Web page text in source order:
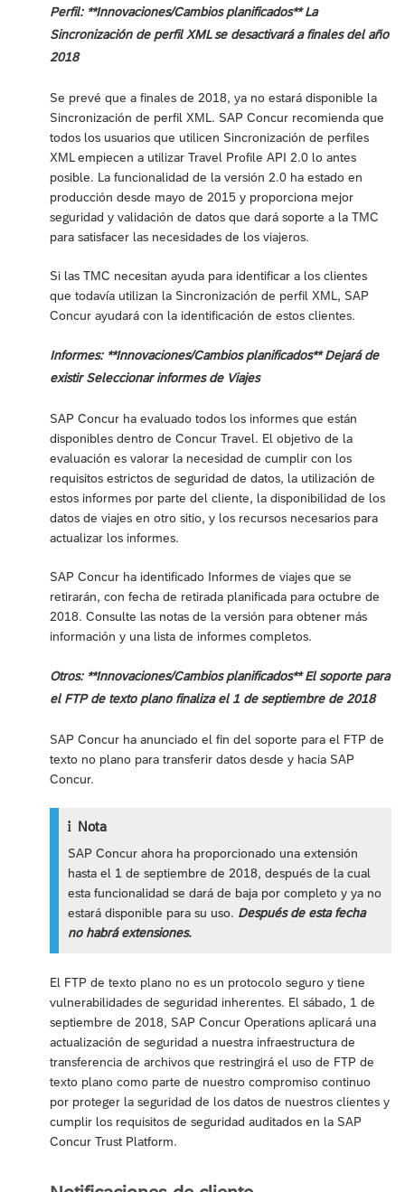
Perfil: **Innovaciones/Cambios planificados** La
Sincronización de perfil XML se desactivará a finales del año
2018
Se prevé que a finales de 2018, ya no estará disponible la
Sincronización de perfil XML. SAP Concur recomienda que
todos los usuarios que utilicen Sincronización de perfiles
XML empiecen a utilizar Travel Profile API 2.0 lo antes
posible. La funcionalidad de la versión 2.0 ha estado en
producción desde mayo de 2015 y proporciona mejor
seguridad y validación de datos que dará soporte a la TMC
para satisfacer las necesidades de los viajeros.
Si las TMC necesitan ayuda para identificar a los clientes
que todavía utilizan la Sincronización de perfil XML, SAP
Concur ayudará con la identificación de estos clientes.
Informes: **Innovaciones/Cambios planificados** Dejará de
existir Seleccionar informes de Viajes
SAP Concur ha evaluado todos los informes que están
disponibles dentro de Concur Travel. El objetivo de la
evaluación es valorar la necesidad de cumplir con los
requisitos estrictos de seguridad de datos, la utilización de
estos informes por parte del cliente, la disponibilidad de los
datos de viajes en otro sitio, y los recursos necesarios para
actualizar los informes.
SAP Concur ha identificado Informes de viajes que se
retirarán, con fecha de retirada planificada para octubre de
2018. Consulte las notas de la versión para obtener más
información y una lista de informes completos.
Otros: **Innovaciones/Cambios planificados** El soporte para
el FTP de texto plano finaliza el 1 de septiembre de 2018
SAP Concur ha anunciado el fin del soporte para el FTP de
texto no plano para transferir datos desde y hacia SAP
Concur.
Nota
SAP Concur ahora ha proporcionado una extensión
hasta el 1 de septiembre de 2018, después de la cual
esta funcionalidad se dará de baja por completo y ya no
estará disponible para su uso. Después de esta fecha
no habrá extensiones.
El FTP de texto plano no es un protocolo seguro y tiene
vulnerabilidades de seguridad inherentes. El sábado, 1 de
septiembre de 2018, SAP Concur Operations aplicará una
actualización de seguridad a nuestra infraestructura de
transferencia de archivos que restringirá el uso de FTP de
texto plano como parte de nuestro compromiso continuo
por proteger la seguridad de los datos de nuestros clientes y
cumplir los requisitos de seguridad auditados en la SAP
Concur Trust Platform.